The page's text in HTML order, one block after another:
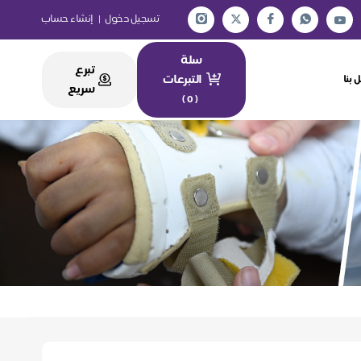
تسجيل دخول | إنشاء حساب
بنا
سلة
التبرعات
(
0
)
تبرع
سريع